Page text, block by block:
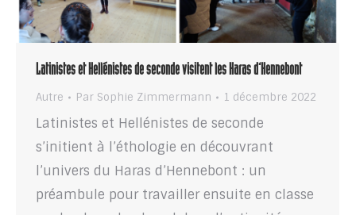
Latinistes et Hellénistes de seconde visitent les Haras d’Hennebont
Autre Par Sophie Zimmermann 1 décembre 2022
Latinistes et Hellénistes de seconde
s’initient à l’éthologie en découvrant
l’univers du Haras d’Hennebont : un
préambule pour travailler ensuite en classe